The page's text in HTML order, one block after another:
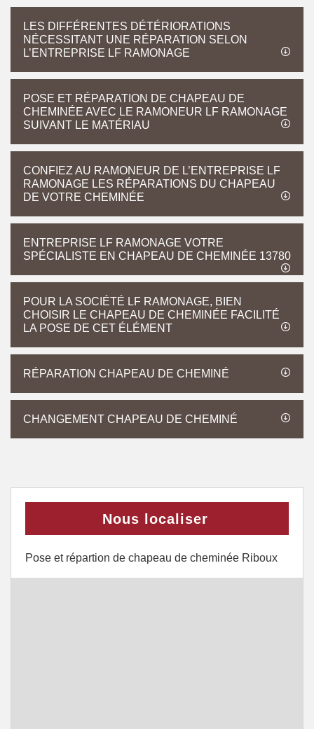
LES DIFFÉRENTES DÉTÉRIORATIONS
NÉCESSITANT UNE RÉPARATION SELON
L’ENTREPRISE LF RAMONAGE
POSE ET RÉPARATION DE CHAPEAU DE
CHEMINÉE AVEC LE RAMONEUR LF RAMONAGE
SUIVANT LE MATÉRIAU
CONFIEZ AU RAMONEUR DE L’ENTREPRISE LF
RAMONAGE LES RÉPARATIONS DU CHAPEAU
DE VOTRE CHEMINÉE
ENTREPRISE LF RAMONAGE VOTRE
SPÉCIALISTE EN CHAPEAU DE CHEMINÉE 13780
POUR LA SOCIÉTÉ LF RAMONAGE, BIEN
CHOISIR LE CHAPEAU DE CHEMINÉE FACILITÉ
LA POSE DE CET ÉLÉMENT
RÉPARATION CHAPEAU DE CHEMINÉ
CHANGEMENT CHAPEAU DE CHEMINÉ
Nous localiser
Pose et répartion de chapeau de cheminée Riboux